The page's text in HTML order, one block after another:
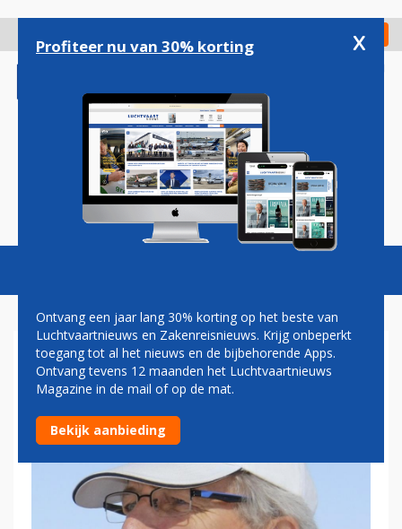
gaan
Check in
Magazine Podcasts Vacatures
PAUL GROVE: DE TREIN ALS
ALTERNATIEF VOOR VLIEGEN
Profiteer nu van 30% korting x
Ontvang een jaar lang 30% korting op het beste van
Luchtvaartnieuws en Zakenreisnieuws. Krijg onbeperkt
toegang tot al het nieuws en de bijbehorende Apps.
Ontvang tevens 12 maanden het Luchtvaartnieuws
Magazine in de mail of op de mat.
Bekijk aanbieding